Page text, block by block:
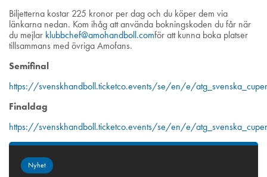
Biljetterna kostar 225 kronor per dag och du köper dem via
länkarna nedan. Kom ihåg att använda bokningskoden du får när
du mejlar klubbchef@amohandboll.comför att kunna boka platser
tillsammans med övriga Amofans.
Semifinal
https://svenskhandboll.ticketco.events/se/en/e/
Finaldag
https://svenskhandboll.ticketco.events/se/en/e/
Nyhet